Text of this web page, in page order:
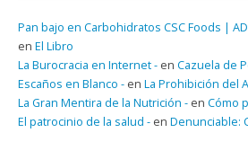
Pan bajo en Carbohidratos CSC Foods |
en El Libro
La Burocracia en Internet - en Cazuela de
Escaños en Blanco - en La Prohibición del
La Gran Mentira de la Nutrición - en Cómo
El patrocinio de la salud - en Denunciable: